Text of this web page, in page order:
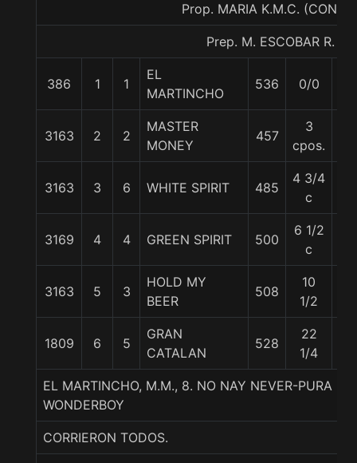
Prop. MARIA K.M.C.
Prep. M. ESCOBAR R.
386 1 1
EL
MARTINCHO
536 0/0
3163 2 2
MASTER
MONEY
457
3
cpos.
3163 3 6 WHITE SPIRIT 485
4 3/4
c
3169 4 4 GREEN SPIRIT 500
6 1/2
c
3163 5 3
HOLD MY
BEER
508
10
1/2
1809 6 5
GRAN
CATALAN
528
22
1/4
EL MARTINCHO, M.M., 8. NO NAY NEVER-PURA
WONDERBOY
CORRIERON TODOS.